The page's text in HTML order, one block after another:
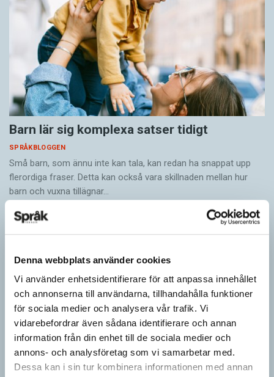
Denna webbplats använder cookies
Vi använder enhetsidentifierare för att anpassa innehållet
och annonserna till användarna, tillhandahålla funktioner
för sociala medier och analysera vår trafik. Vi
vidarebefordrar även sådana identifierare och annan
information från din enhet till de sociala medier och
annons- och analysföretag som vi samarbetar med.
Dessa kan i sin tur kombinera informationen med annan
Barn lär sig komplexa satser tidigt
SPRÅKBLOGGEN
Små barn, som ännu inte kan tala, kan redan ha snappat upp
flerordiga fraser. Detta kan också vara skillnaden mellan hur
barn och vuxna tillägnar…
Ge bort Språktidningen till påsk!